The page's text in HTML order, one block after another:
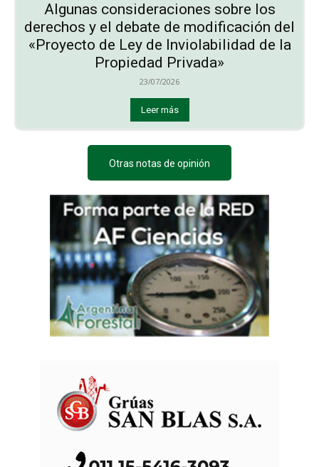
Algunas consideraciones sobre los
derechos y el debate de modificación del
«Proyecto de Ley de Inviolabilidad de la
Propiedad Privada»
23/07/2026
Leer más
Otras notas de opinión